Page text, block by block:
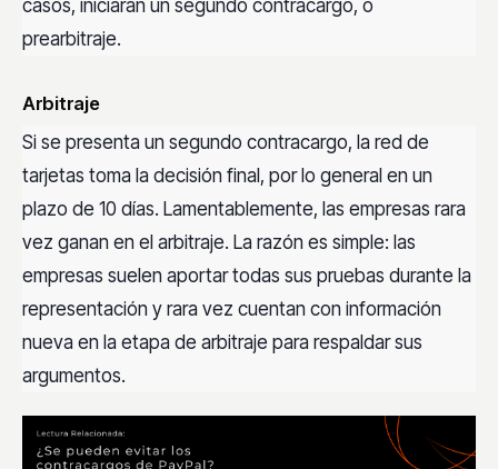
casos, iniciarán un segundo contracargo, o
prearbitraje.
Arbitraje
Si se presenta un segundo contracargo, la red de
tarjetas toma la decisión final, por lo general en un
plazo de 10 días. Lamentablemente, las empresas rara
vez ganan en el arbitraje. La razón es simple: las
empresas suelen aportar todas sus pruebas durante la
representación y rara vez cuentan con información
nueva en la etapa de arbitraje para respaldar sus
argumentos.